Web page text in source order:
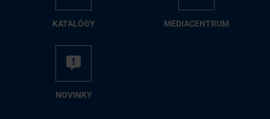
KA­TA­LÓ­GY ME­DIA­CEN­TRUM
NO­VIN­KY